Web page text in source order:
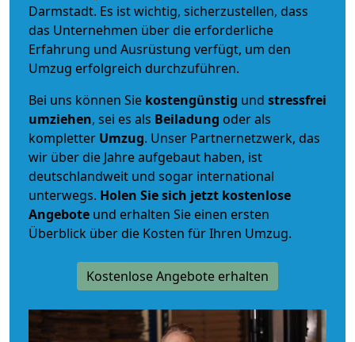
Darmstadt. Es ist wichtig, sicherzustellen, dass
das Unternehmen über die erforderliche
Erfahrung und Ausrüstung verfügt, um den
Umzug erfolgreich durchzuführen.
Bei uns können Sie kostengünstig und stressfrei
umziehen, sei es als Beiladung oder als
kompletter Umzug. Unser Partnernetzwerk, das
wir über die Jahre aufgebaut haben, ist
deutschlandweit und sogar international
unterwegs. Holen Sie sich jetzt kostenlose
Angebote und erhalten Sie einen ersten
Überblick über die Kosten für Ihren Umzug.
Kostenlose Angebote erhalten